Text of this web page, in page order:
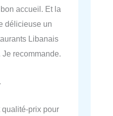
accueil. Et la
délicieuse un
Libanais
recommande.
qualité-prix pour